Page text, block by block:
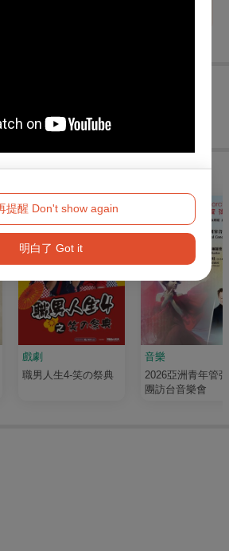
提醒 Don't show again
明白了 Got it
也買了...
戲劇
職男人生4-笑の祭典
音樂
2026亞洲青年管
團訪台音樂會